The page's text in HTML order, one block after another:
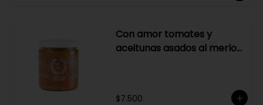
Con amor tomates y
aceitunas asados al merlot
$7.500